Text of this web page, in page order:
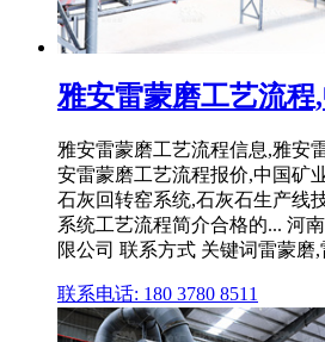
雅安雷蒙磨工艺流程
雅安雷蒙磨工艺流程信息,雅安
安雷蒙磨工艺流程报价,中国矿
石灰回转窑系统,石灰石生产线
系统工艺流程简介合格的... 河
限公司 联系方式 关键词雷蒙磨
联系电话: 180 3780 8511